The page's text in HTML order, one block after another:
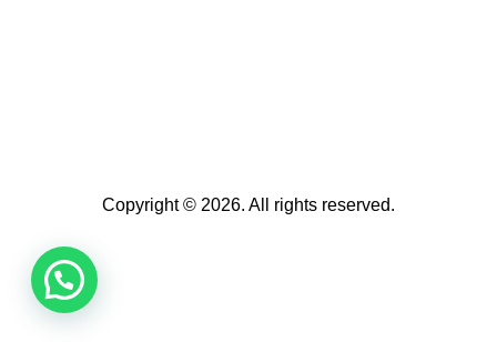
Copyright © 2026. All rights reserved.